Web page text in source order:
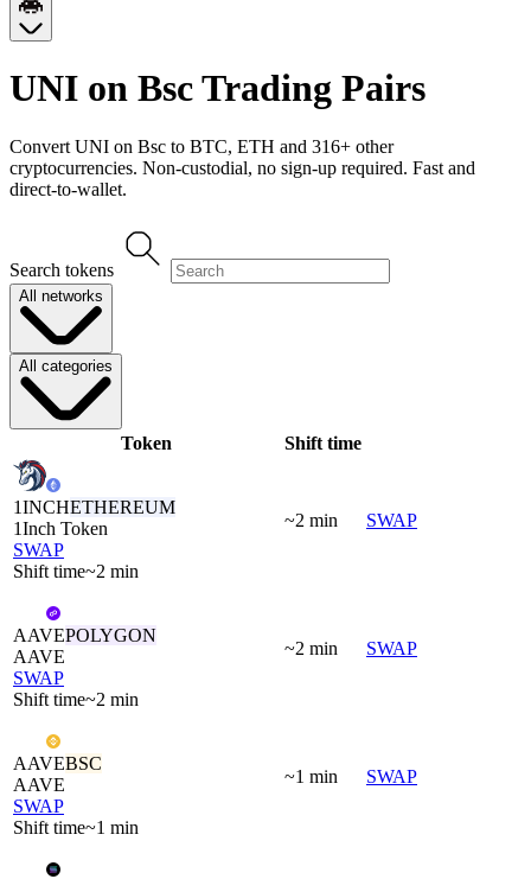
UNI on BscTrading Pairs
Convert UNI on Bsc to BTC, ETH and 316+ other
cryptocurrencies. Non-custodial, no sign-up required. Fast and
direct-to-wallet.
Search tokens
All networks
All categories
Token Shift time
1INCHETHEREUM
1Inch Token
SWAP
Shift time~2 min
~2 min SWAP
AAVEPOLYGON
AAVE
SWAP
Shift time~2 min
~2 min SWAP
AAVEBSC
AAVE
SWAP
Shift time~1 min
~1 min SWAP